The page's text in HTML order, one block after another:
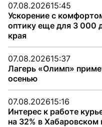
07.08.202615:45
Ускорение с
оптику еще для 3 000
края
07.08.202615:37
Лагерь «Олимп»
осенью
07.08.202615:16
Интерес к работе
на 32% в Хабаровском